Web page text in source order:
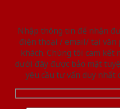
Nhập thông tin để nhận
điện thoại / email/ tại văn
khách. Chúng tôi cam
dưới đây được bảo mật
yêu cầu tư vấn duy nhất